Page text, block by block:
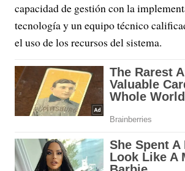
capacidad de gestión con la
tecnología y un equipo técnico
el uso de los recursos del sistema.